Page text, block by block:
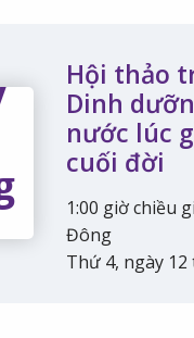
Hội thảo
Dinh
nước lúc
cuối đời
1:00 giờ chiều
Đông
Thứ 4, ngày 12